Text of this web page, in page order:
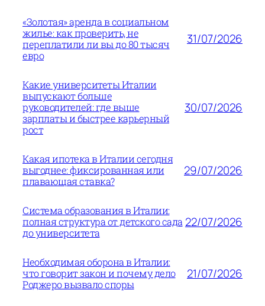
«Золотая» аренда в социальном
жилье: как проверить, не
переплатили ли вы до 80 тысяч
евро
31/07/2026
Какие университеты Италии
выпускают больше
руководителей: где выше
зарплаты и быстрее карьерный
рост
30/07/2026
Какая ипотека в Италии сегодня
выгоднее: фиксированная или
плавающая ставка?
29/07/2026
Система образования в Италии:
полная структура от детского сада
до университета
22/07/2026
Необходимая оборона в Италии:
что говорит закон и почему дело
Роджеро вызвало споры
21/07/2026